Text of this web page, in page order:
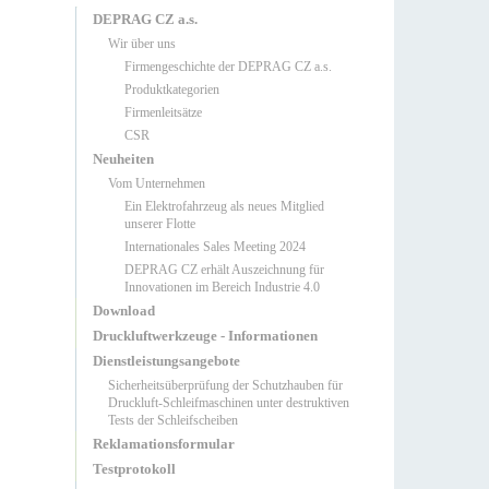
DEPRAG CZ a.s.
Wir über uns
Firmengeschichte der DEPRAG CZ a.s.
Produktkategorien
Firmenleitsätze
CSR
Neuheiten
Vom Unternehmen
Ein Elektrofahrzeug als neues Mitglied
unserer Flotte
Internationales Sales Meeting 2024
DEPRAG CZ erhält Auszeichnung für
Innovationen im Bereich Industrie 4.0
Download
Druckluftwerkzeuge - Informationen
Dienstleistungsangebote
Sicherheitsüberprüfung der Schutzhauben für
Druckluft-Schleifmaschinen unter destruktiven
Tests der Schleifscheiben
Reklamationsformular
Testprotokoll